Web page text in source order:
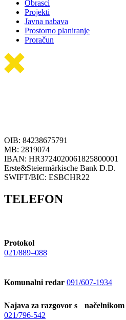
Obrasci
Projekti
Javna nabava
Prostorno planiranje
Proračun
OIB: 84238675791
MB: 2819074
IBAN: HR3724020061825800001
Erste&Steiermärkische Bank D.D.
SWIFT/BIC: ESBCHR22
TELEFON
Protokol
021/889–088
Komunalni redar 091/607-1934
Najava za razgovor s načelnikom
021/796-542